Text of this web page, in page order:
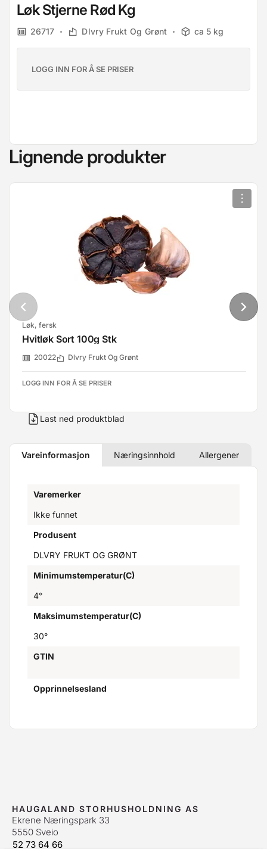
Løk Stjerne Rød Kg
26717 Dlvry Frukt Og Grønt ca 5 kg
LOGG INN FOR Å SE PRISER
Lignende produkter
Løk, fersk
Hvitløk Sort 100g Stk
20022 Dlvry Frukt Og Grønt
LOGG INN FOR Å SE PRISER
Last ned produktblad
Vareinformasjon Næringsinnhold Allergener
Varemerker
Ikke funnet
Produsent
DLVRY FRUKT OG GRØNT
Minimumstemperatur(C)
4°
Maksimumstemperatur(C)
30°
GTIN
Opprinnelsesland
HAUGALAND STORHUSHOLDNING AS
Ekrene Næringspark 33
5550 Sveio
52 73 64 66